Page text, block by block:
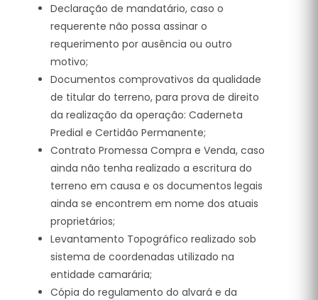
Declaração de mandatário, caso o
requerente não possa assinar o
requerimento por ausência ou outro
motivo;
Documentos comprovativos da qualidade
de titular do terreno, para prova de direito
da realização da operação: Caderneta
Predial e Certidão Permanente;
Contrato Promessa Compra e Venda, caso
ainda não tenha realizado a escritura do
terreno em causa e os documentos legais
ainda se encontrem em nome dos atuais
proprietários;
Levantamento Topográfico realizado sob
sistema de coordenadas utilizado na
entidade camarária;
Cópia do regulamento do alvará e da